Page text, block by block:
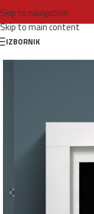
Skip to navigation
Skip to main content
IZBORNIK